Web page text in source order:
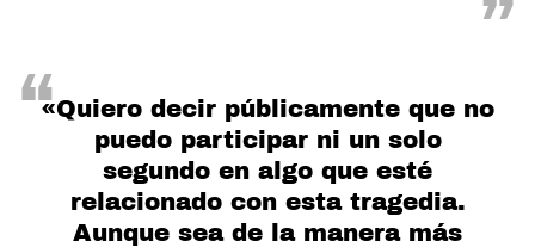
«Quiero decir públicamente que no
puedo participar ni un solo
segundo en algo que esté
relacionado con esta tragedia.
Aunque sea de la manera más